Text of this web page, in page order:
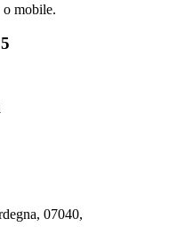
o mobile.
07040,